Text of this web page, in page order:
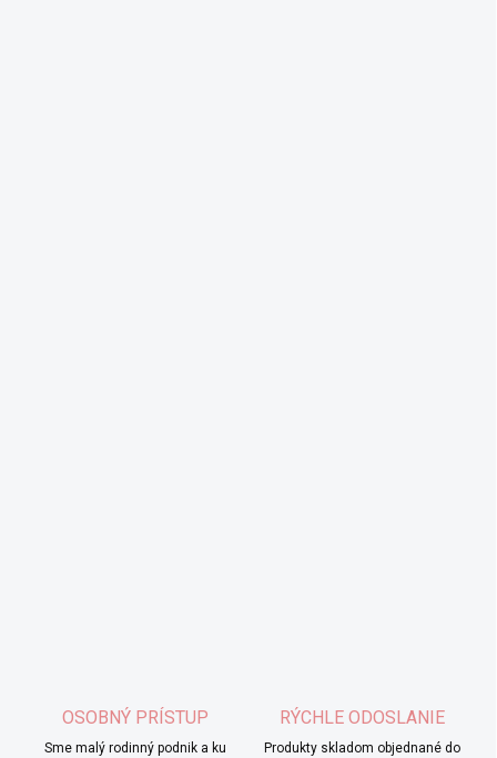
OSOBNÝ PRÍSTUP
Sme malý rodinný podnik a ku
RÝCHLE ODOSLANIE
Produkty skladom objednané do